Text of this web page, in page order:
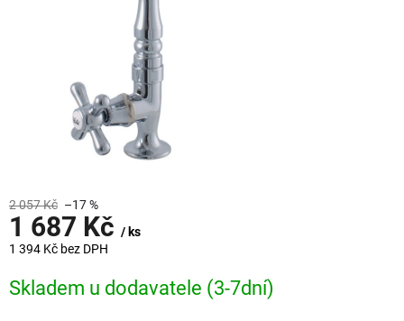
2 057 Kč –17 %
1 687 Kč / ks
1 394 Kč bez DPH
cena:
Skladem u dodavatele (3-7dní)